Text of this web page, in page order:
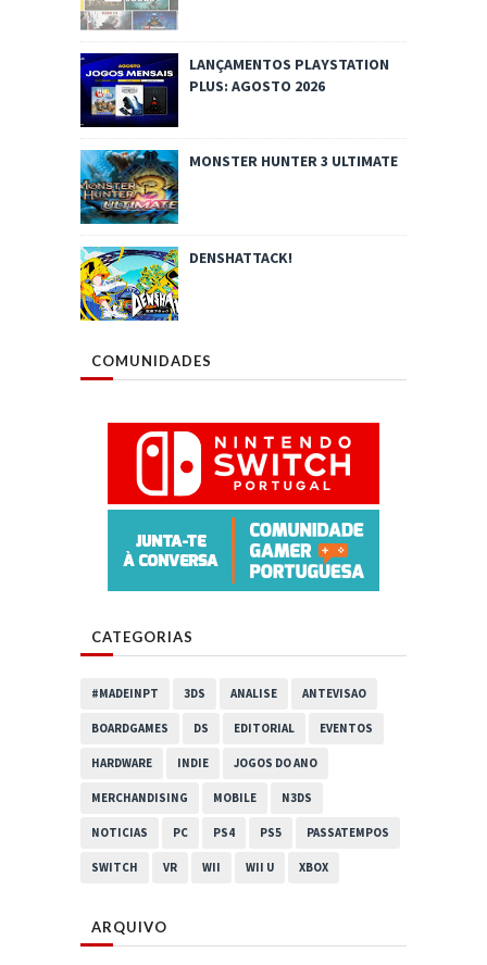
LANÇAMENTOS PLAYSTATION
PLUS: AGOSTO 2026
MONSTER HUNTER 3 ULTIMATE
DENSHATTACK!
COMUNIDADES
CATEGORIAS
#MADEINPT 3DS ANALISE ANTEVISAO
BOARDGAMES DS EDITORIAL EVENTOS
HARDWARE INDIE JOGOS DO ANO
MERCHANDISING MOBILE N3DS
NOTICIAS PC PS4 PS5 PASSATEMPOS
SWITCH VR WII WII U XBOX
ARQUIVO